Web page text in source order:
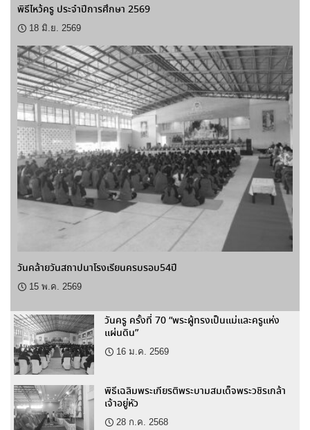
พิธีไหว้ครู ประจำปีการศึกษา 2569
18 มิ.ย. 2569
วันคล้ายวันสถาปนาโรงเรียนครบรอบ54ปี
15 พ.ค. 2569
วันครู ครั้งที่ 70 “พระผู้ทรงเป็นแม่และครูแห่ง
แผ่นดิน”
16 ม.ค. 2569
พิธีเฉลิมพระเกียรติพระบามสมเด็จพระวชิรเกล้า
เจ้าอยู่หัว
28 ก.ค. 2568